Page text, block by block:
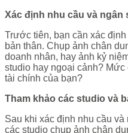
Xác định nhu cầu và ngân
Trước tiên, bạn cần xác
bản thân. Chụp ảnh chân
doanh nhân, hay ảnh kỷ
studio hay ngoại cảnh?
tài chính của bạn?
Tham khảo các studio và
Sau khi xác định nhu cầu
các studio chụp ảnh chân